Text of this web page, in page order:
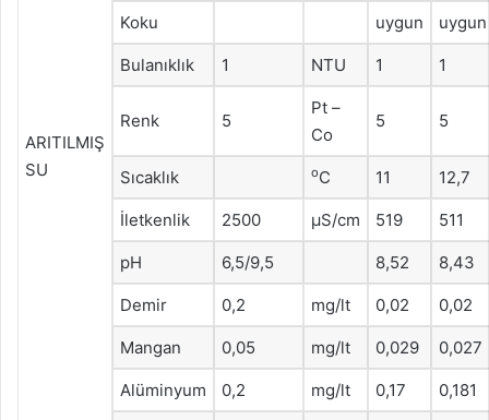
ARITILMIŞ
SU
Koku uygun uygun
Bulanıklık 1 NTU 1 1
Renk 5
Pt –
Co
5 5
Sıcaklık oC 11 12,7
İletkenlik 2500 μS/cm 519 511
pH 6,5/9,5 8,52 8,43
Demir 0,2 mg/lt 0,02 0,02
Mangan 0,05 mg/lt 0,029 0,027
Alüminyum 0,2 mg/lt 0,17 0,181